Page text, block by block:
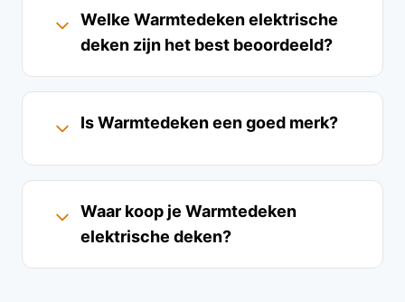
Welke Warmtedeken elektrische
deken zijn het best beoordeeld?
Is Warmtedeken een goed merk?
Waar koop je Warmtedeken
elektrische deken?